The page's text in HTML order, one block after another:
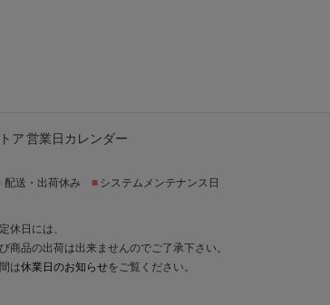
ア 営業日カレンダー
配送・出荷休み ■ システムメンテナンス日
休日には、
商品の出荷は出来ませんのでご了承下さい。
は休業日のお知らせをご覧ください。